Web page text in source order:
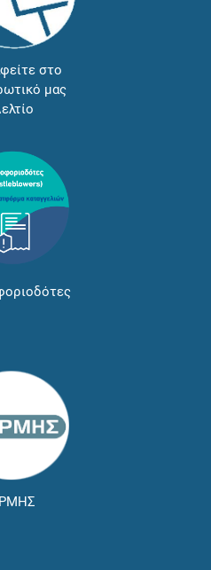
στο
μας